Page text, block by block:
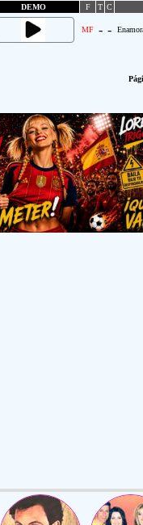
DEMO F T C
MF - -